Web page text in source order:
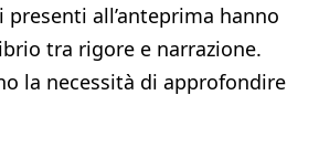
all’anteprima hanno
tra rigore e narrazione.
la necessità di approfondire